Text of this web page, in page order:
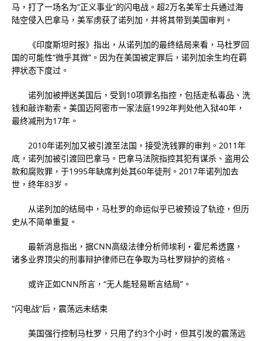
马，打了一场名为“正义事业”的闪电战。超2万名美军士兵通过海
陆空侵入巴拿马，美军虏获了诺列加，并将其带到美国审判。
《印度斯坦时报》指出，从诺列加的最终结局来看，马杜罗回
国的可能性“微乎其微”。因为在美国被定罪后，诺列加余生均在羁
押状态下度过。
诺列加被押送美国后，受到10项罪名指控，包括走私毒品、洗
钱和敲诈勒索。美国迈阿密市一家法庭1992年判处他入狱40年，
最终减刑为17年。
2010年诺列加又被引渡至法国，接受洗钱罪的审判。2011年
底，诺列加被引渡回巴拿马。巴拿马法院指控其犯有谋杀、盗用公
款和腐败罪，于1995年缺席判处其60年徒刑。2017年诺列加去
世，终年83岁。
从诺列加的结局中，马杜罗的命运似乎已被预设了轨迹，但历
史从不简单重复。
最新消息指出，据CNN高级法律分析师埃利・霍尼希透露，
诸多业界顶尖的刑事辩护律师已在争取为马杜罗辩护的资格。
或许正如CNN所言，“无人能轻易断言结局”。
“闪电战”后，震荡远未结束
美国强行控制马杜罗，只用了约3个小时，但其引发的震荡远